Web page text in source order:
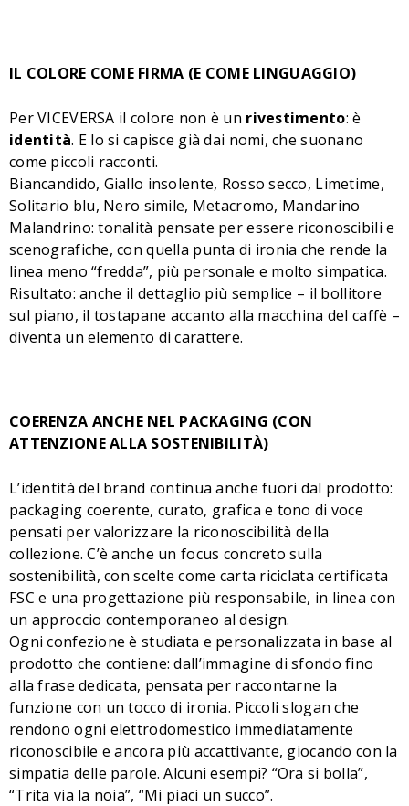
IL COLORE COME FIRMA (E COME LINGUAGGIO)
Per VICEVERSA il colore non è un rivestimento: è
identità. E lo si capisce già dai nomi, che suonano
come piccoli racconti.
Biancandido, Giallo insolente, Rosso secco, Limetime,
Solitario blu, Nero simile, Metacromo, Mandarino
Malandrino: tonalità pensate per essere riconoscibili e
scenografiche, con quella punta di ironia che rende la
linea meno “fredda”, più personale e molto simpatica.
Risultato: anche il dettaglio più semplice – il bollitore
sul piano, il tostapane accanto alla macchina del caffè –
diventa un elemento di carattere.
COERENZA ANCHE NEL PACKAGING (CON
ATTENZIONE ALLA SOSTENIBILITÀ)
L’identità del brand continua anche fuori dal prodotto:
packaging coerente, curato, grafica e tono di voce
pensati per valorizzare la riconoscibilità della
collezione. C’è anche un focus concreto sulla
sostenibilità, con scelte come carta riciclata certificata
FSC e una progettazione più responsabile, in linea con
un approccio contemporaneo al design.
Ogni confezione è studiata e personalizzata in base al
prodotto che contiene: dall’immagine di sfondo fino
alla frase dedicata, pensata per raccontarne la
funzione con un tocco di ironia. Piccoli slogan che
rendono ogni elettrodomestico immediatamente
riconoscibile e ancora più accattivante, giocando con la
simpatia delle parole. Alcuni esempi? “Ora si bolla”,
“Trita via la noia”, “Mi piaci un succo”.